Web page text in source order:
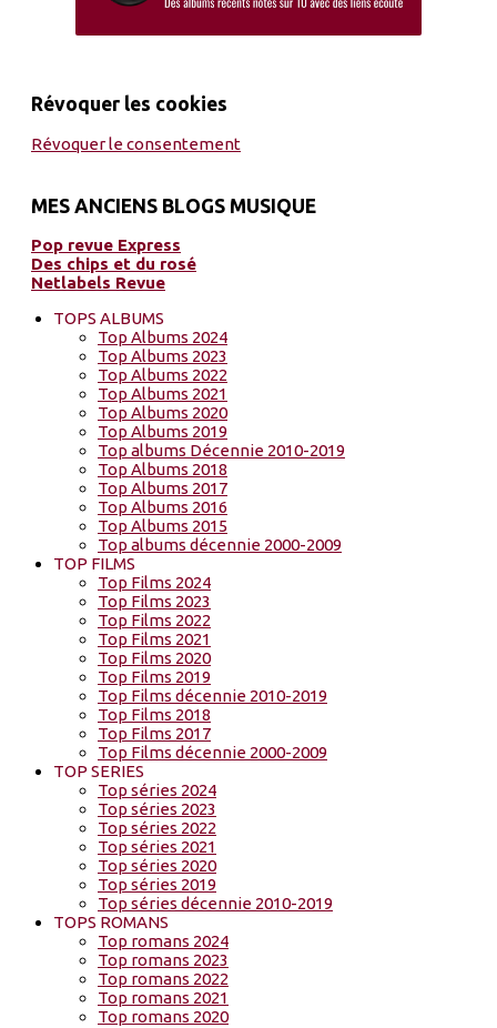
Révoquer les cookies
Révoquer le consentement
MES ANCIENS BLOGS MUSIQUE
Pop revue Express
Des chips et du rosé
Netlabels Revue
TOPS ALBUMS
Top Albums 2024
Top Albums 2023
Top Albums 2022
Top Albums 2021
Top Albums 2020
Top Albums 2019
Top albums Décennie 2010-2019
Top Albums 2018
Top Albums 2017
Top Albums 2016
Top Albums 2015
Top albums décennie 2000-2009
TOP FILMS
Top Films 2024
Top Films 2023
Top Films 2022
Top Films 2021
Top Films 2020
Top Films 2019
Top Films décennie 2010-2019
Top Films 2018
Top Films 2017
Top Films décennie 2000-2009
TOP SERIES
Top séries 2024
Top séries 2023
Top séries 2022
Top séries 2021
Top séries 2020
Top séries 2019
Top séries décennie 2010-2019
TOPS ROMANS
Top romans 2024
Top romans 2023
Top romans 2022
Top romans 2021
Top romans 2020